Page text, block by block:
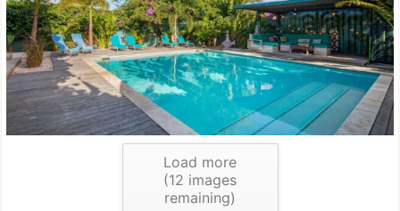
Load more
(12 images
remaining)